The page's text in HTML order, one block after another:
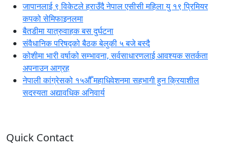
जापानलाई ९ विकेटले हराउँदै नेपाल एसीसी महिला यु १९ प्रिमियर
कपको सेमिफाइनलमा
बैतडीमा यात्रुवाहक बस दुर्घटना
संवैधानिक परिषद्को बैठक बेलुकी ५ बजे बस्दै
कोशीमा भारी वर्षाको सम्भावना, सर्वसाधारणलाई आवश्यक सतर्कता
अपनाउन आग्रह
नेपाली कांग्रेसको १५औँ महाधिवेशनमा सहभागी हुन क्रियाशील
सदस्यता अद्यावधिक अनिवार्य
Quick Contact